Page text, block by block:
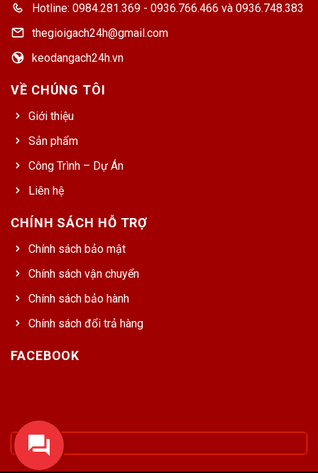
Hotline: 0984.281.369 - 0936.766.466 và 0936.748.383
thegioigach24h@gmail.com
keodangach24h.vn
VỀ CHÚNG TÔI
Giới thiệu
Sản phẩm
Công Trình – Dự Án
Liên hệ
CHÍNH SÁCH HỖ TRỢ
Chính sách bảo mật
Chính sách vận chuyển
Chính sách bảo hành
Chính sách đổi trả hàng
FACEBOOK